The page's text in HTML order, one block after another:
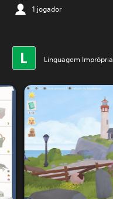
1 jogador
Linguagem Imprópria